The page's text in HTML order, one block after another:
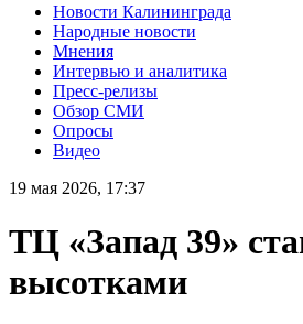
Новости Калининграда
Народные новости
Мнения
Интервью и аналитика
Пресс-релизы
Обзор СМИ
Опросы
Видео
19 мая 2026, 17:37
ТЦ «Запад 39»
высотками